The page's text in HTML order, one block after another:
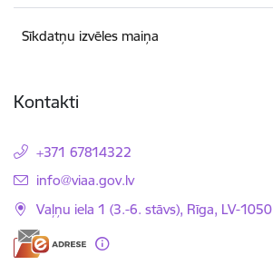
Sīkdatņu izvēles maiņa
Kontakti
+371 67814322
E-pasts:
info@viaa.gov.lv
Vaļņu iela 1 (3.-6. stāvs), Rīga, LV-1050